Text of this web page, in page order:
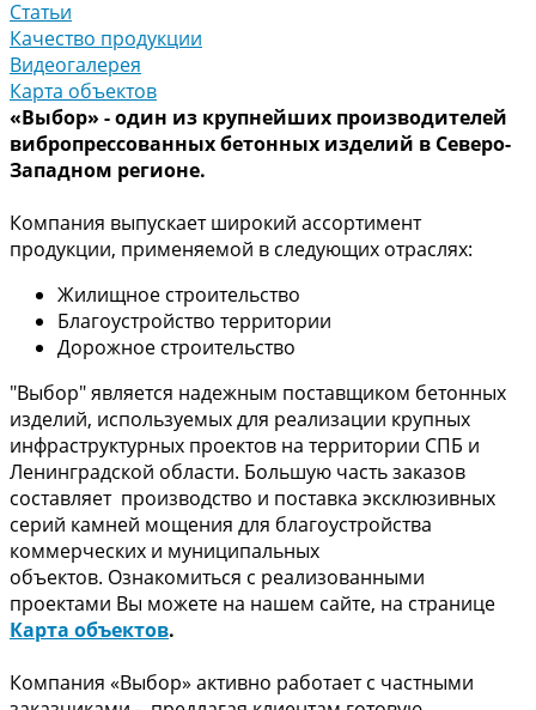
Статьи
Качество продукции
Видеогалерея
Карта объектов
«Выбор» - один из крупнейших производителей
вибропрессованных бетонных изделий в Северо-
Западном регионе.
Компания выпускает широкий ассортимент
продукции, применяемой в следующих отраслях:
Жилищное строительство
Благоустройство территории
Дорожное строительство
"Выбор" является надежным поставщиком бетонных
изделий, используемых для реализации крупных
инфраструктурных проектов на территории СПБ и
Ленинградской области. Большую часть заказов
составляет производство и поставка эксклюзивных
серий камней мощения для благоустройства
коммерческих и муниципальных
объектов. Ознакомиться с реализованными
проектами Вы можете на нашем сайте, на странице
Карта объектов.
Компания «Выбор» активно работает с частными